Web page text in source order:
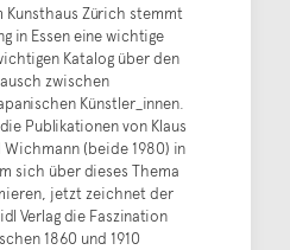
Kunsthaus Zürich stemmt
in Essen eine wichtige
Katalog über den
zwischen
Künstler_innen.
Publikationen von Klaus
(beide 1980) in
sich über dieses Thema
jetzt zeichnet der
Verlag die Faszination
1860 und 1910